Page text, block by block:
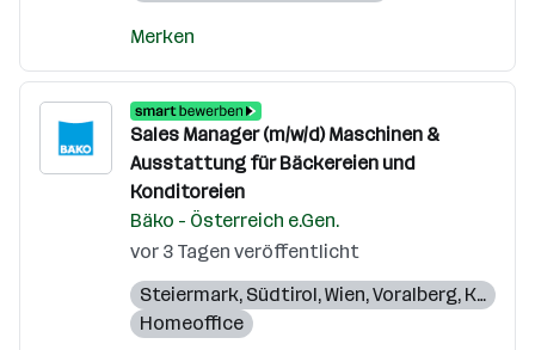
Merken
Sales Manager (m/w/d) Maschinen &
Ausstattung für Bäckereien und
Konditoreien
Bäko - Österreich e.Gen.
vor 3 Tagen veröffentlicht
Steiermark, Südtirol,Wien,Voralberg, Kärnten
Homeoffice